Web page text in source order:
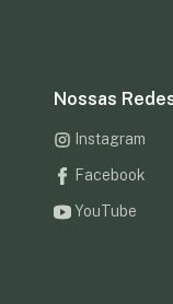
Nossas
Instagram
Facebook
YouTube